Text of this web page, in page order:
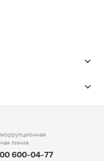
линия
600-04-77